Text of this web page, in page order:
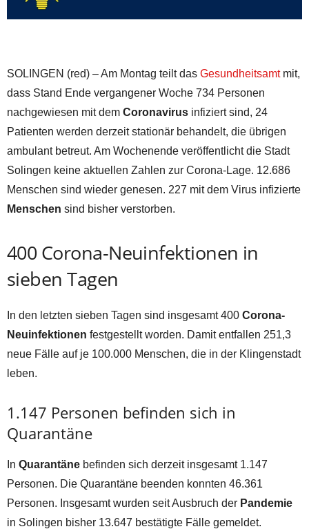
SOLINGEN (red) – Am Montag teilt das Gesundheitsamtmit,
dass Stand Ende vergangener Woche 734 Personen
nachgewiesen mit dem Coronavirus infiziert sind, 24
Patienten werden derzeit stationär behandelt, die übrigen
ambulant betreut. Am Wochenende veröffentlicht die Stadt
Solingen keine aktuellen Zahlen zur Corona-Lage. 12.686
Menschen sind wieder genesen. 227 mit dem Virus infizierte
Menschen sind bisher verstorben.
400 Corona-Neuinfektionen in
sieben Tagen
In den letzten sieben Tagen sind insgesamt 400 Corona-
Neuinfektionen festgestellt worden. Damit entfallen 251,3
neue Fälle auf je 100.000 Menschen, die in der Klingenstadt
leben.
1.147 Personen befinden sich in
Quarantäne
In Quarantäne befinden sich derzeit insgesamt 1.147
Personen. Die Quarantäne beenden konnten 46.361
Personen. Insgesamt wurden seit Ausbruch der Pandemie
in Solingen bisher 13.647 bestätigte Fälle gemeldet.